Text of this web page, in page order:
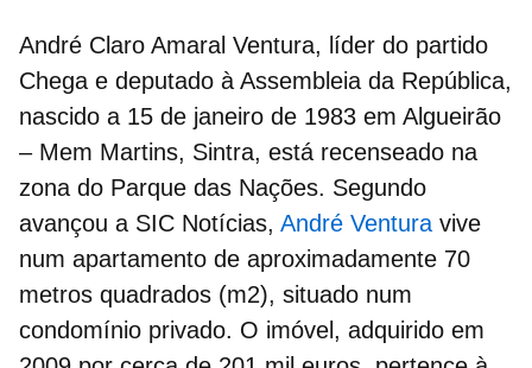
André Claro Amaral Ventura, líder do partido
Chega e deputado à Assembleia da República,
nascido a 15 de janeiro de 1983 em Algueirão
– Mem Martins, Sintra, está recenseado na
zona do Parque das Nações. Segundo
avançou a SIC Notícias, ​André Ventura vive
num apartamento de aproximadamente 70
metros quadrados (m2), situado num
condomínio privado. O imóvel, adquirido em